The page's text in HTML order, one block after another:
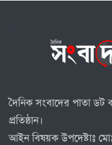
দৈনিক সংবাদের পাতা ডট
প্রতিষ্ঠান।
আইন বিষয়ক উপদেষ্টাঃ